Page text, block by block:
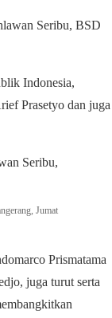
Seribu, BSD
Indonesia,
Prasetyo dan juga
Jumat
Prismatama
juga turut serta